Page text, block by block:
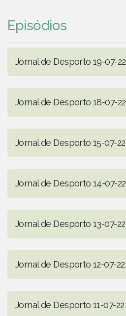
Episódios
Jornal de Desporto 19-07-22
Jornal de Desporto 18-07-22
Jornal de Desporto 15-07-22
Jornal de Desporto 14-07-22
Jornal de Desporto 13-07-22
Jornal de Desporto 12-07-22
Jornal de Desporto 11-07-22